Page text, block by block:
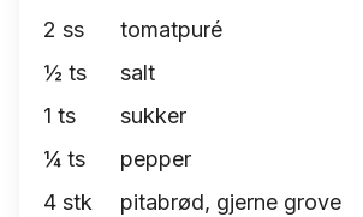
2 ss
tomatpuré
½ ts
salt
1 ts
sukker
¼ ts
pepper
4 stk
pitabrød, gjerne grove